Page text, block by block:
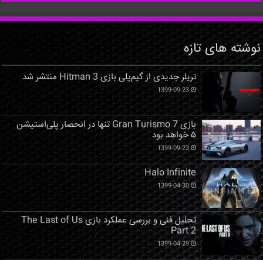
نوشته های تازه
تریلر جدیدی از گیم‌پلی بازی Hitman 3 منتشر شد
1399-09-23
بازی Gran Turismo 7 تنها در انحصار پلی‌استیشن
۵ خواهد بود
1399-09-23
Halo Infinite
1399-04-30
تحلیل فنی و بررسی عملکرد بازی The Last of Us
Part 2
1399-04-29